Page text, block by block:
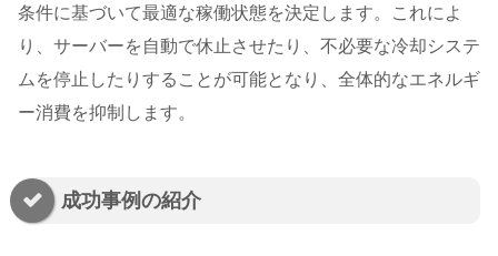
条件に基づいて最適な稼働状態を決定します。これによ
り、サーバーを自動で休止させたり、不必要な冷却システ
ムを停止したりすることが可能となり、全体的なエネルギ
ー消費を抑制します。
成功事例の紹介